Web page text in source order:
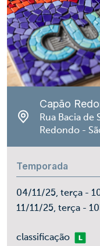
Capão
Rua Bacia de
Redondo -
Temporada
04/11/25, terça -
11/11/25, terça -
classificaçãoLivre